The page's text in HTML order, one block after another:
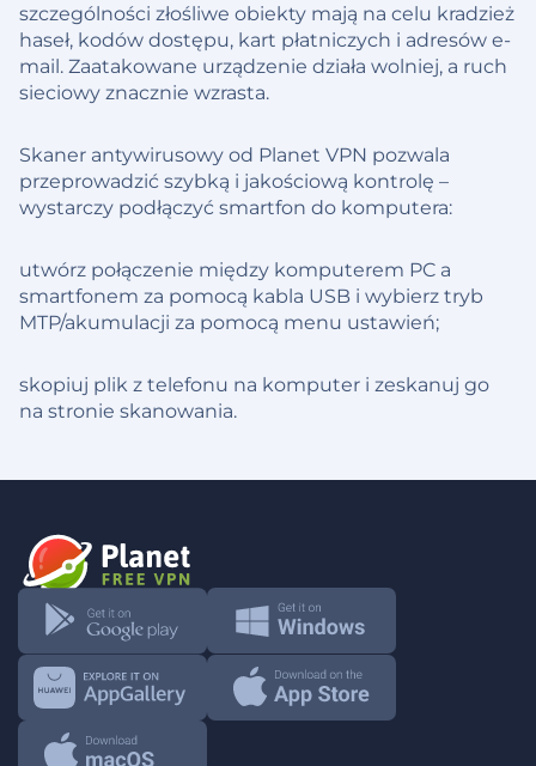
szczególności złośliwe obiekty mają na celu kradzież
haseł, kodów dostępu, kart płatniczych i adresów e-
mail. Zaatakowane urządzenie działa wolniej, a ruch
sieciowy znacznie wzrasta.
Skaner antywirusowy od Planet VPN pozwala
przeprowadzić szybką i jakościową kontrolę –
wystarczy podłączyć smartfon do komputera:
utwórz połączenie między komputerem PC a
smartfonem za pomocą kabla USB i wybierz tryb
MTP/akumulacji za pomocą menu ustawień;
skopiuj plik z telefonu na komputer i zeskanuj go
na stronie skanowania.